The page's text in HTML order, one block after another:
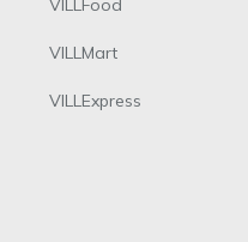
VILLMart
VILLExpress